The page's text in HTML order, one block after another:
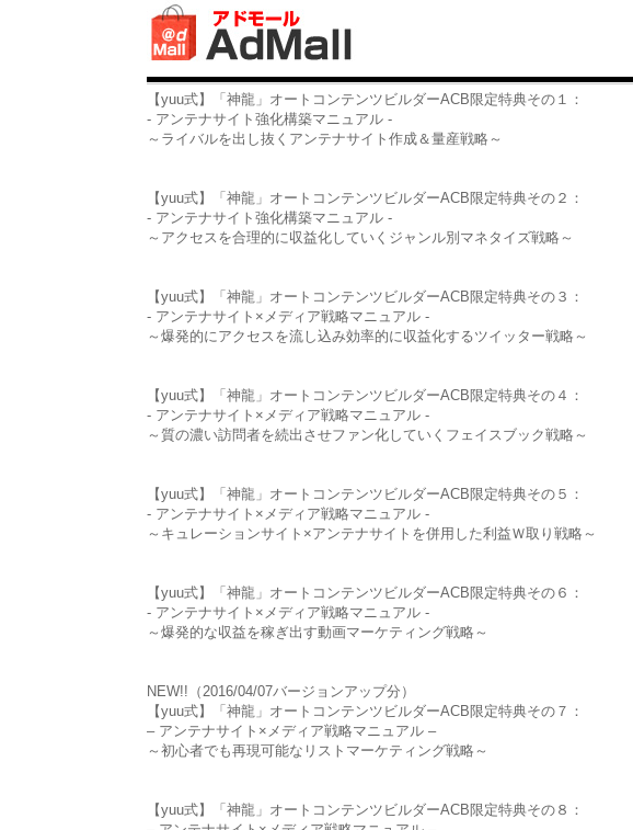
【yuu式】「神龍」オートコンテンツビルダーACB限定特典その１：
- アンテナサイト強化構築マニュアル -
～ライバルを出し抜くアンテナサイト作成＆量産戦略～
【yuu式】「神龍」オートコンテンツビルダーACB限定特典その２：
- アンテナサイト強化構築マニュアル -
～アクセスを合理的に収益化していくジャンル別マネタイズ戦略～
【yuu式】「神龍」オートコンテンツビルダーACB限定特典その３：
- アンテナサイト×メディア戦略マニュアル -
～爆発的にアクセスを流し込み効率的に収益化するツイッター戦略～
【yuu式】「神龍」オートコンテンツビルダーACB限定特典その４：
- アンテナサイト×メディア戦略マニュアル -
～質の濃い訪問者を続出させファン化していくフェイスブック戦略～
【yuu式】「神龍」オートコンテンツビルダーACB限定特典その５：
- アンテナサイト×メディア戦略マニュアル -
～キュレーションサイト×アンテナサイトを併用した利益Ｗ取り戦略～
【yuu式】「神龍」オートコンテンツビルダーACB限定特典その６：
- アンテナサイト×メディア戦略マニュアル -
～爆発的な収益を稼ぎ出す動画マーケティング戦略～
NEW!!（2016/04/07バージョンアップ分）
【yuu式】「神龍」オートコンテンツビルダーACB限定特典その７：
– アンテナサイト×メディア戦略マニュアル –
～初心者でも再現可能なリストマーケティング戦略～
【yuu式】「神龍」オートコンテンツビルダーACB限定特典その８：